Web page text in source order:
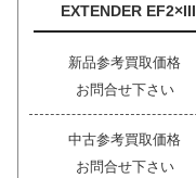
EXTENDER EF2×III
新品参考買取価格
お問合せ下さい
中古参考買取価格
お問合せ下さい